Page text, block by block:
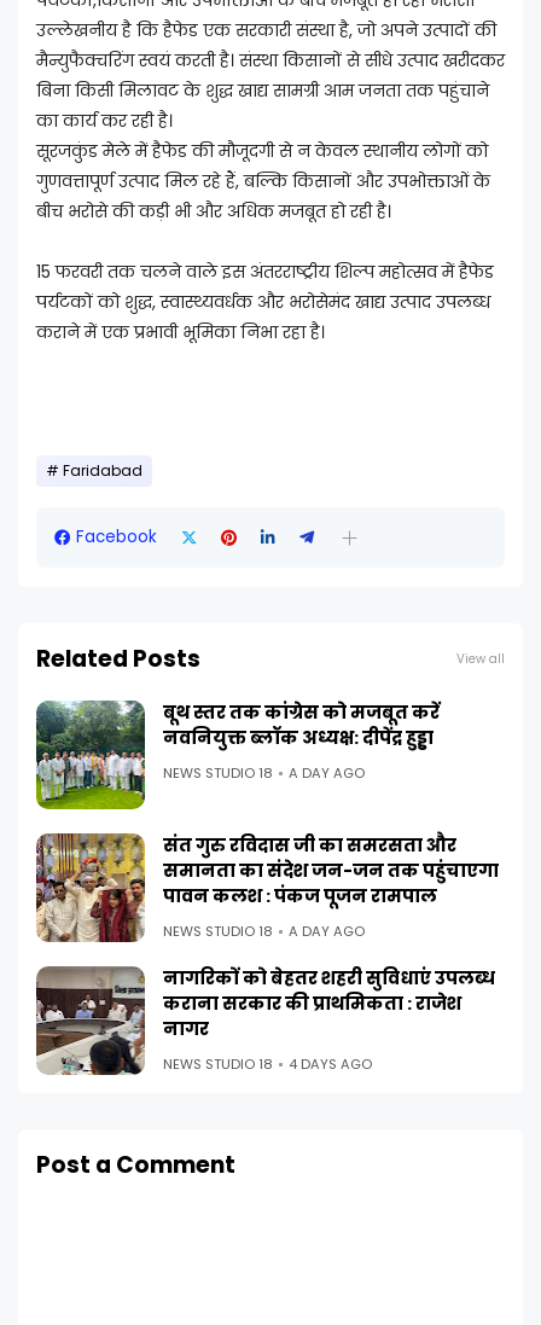
उल्लेखनीय है कि हैफेड एक सरकारी संस्था है, जो अपने उत्पादों की
मैन्युफैक्चरिंग स्वयं करती है। संस्था किसानों से सीधे उत्पाद खरीदकर
बिना किसी मिलावट के शुद्ध खाद्य सामग्री आम जनता तक पहुंचाने
का कार्य कर रही है।
सूरजकुंड मेले में हैफेड की मौजूदगी से न केवल स्थानीय लोगों को
गुणवत्तापूर्ण उत्पाद मिल रहे हैं, बल्कि किसानों और उपभोक्ताओं के
बीच भरोसे की कड़ी भी और अधिक मजबूत हो रही है।
15 फरवरी तक चलने वाले इस अंतरराष्ट्रीय शिल्प महोत्सव में हैफेड
पर्यटकों को शुद्ध, स्वास्थ्यवर्धक और भरोसेमंद खाद्य उत्पाद उपलब्ध
कराने में एक प्रभावी भूमिका निभा रहा है।
Faridabad
Facebook
Related Posts View all
बूथ स्तर तक कांग्रेस को मजबूत करें
नवनियुक्त ब्लॉक अध्यक्ष: दीपेंद्र हुड्डा
NEWS STUDIO 18 A DAY AGO
संत गुरु रविदास जी का समरसता और
समानता का संदेश जन-जन तक पहुंचाएगा
पावन कलश : पंकज पूजन रामपाल
NEWS STUDIO 18 A DAY AGO
नागरिकों को बेहतर शहरी सुविधाएं उपलब्ध
कराना सरकार की प्राथमिकता : राजेश
नागर
NEWS STUDIO 18 4 DAYS AGO
Post a Comment